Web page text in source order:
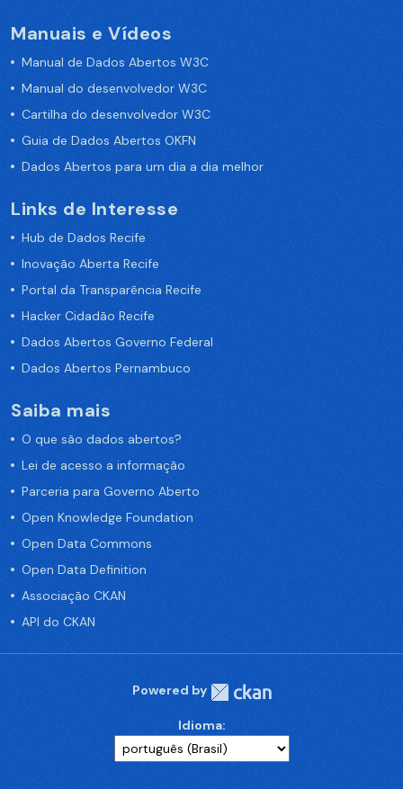
Manuais e Vídeos
Manual de Dados Abertos W3C
Manual do desenvolvedor W3C
Cartilha do desenvolvedor W3C
Guia de Dados Abertos OKFN
Dados Abertos para um dia a dia melhor
Links de Interesse
Hub de Dados Recife
Inovação Aberta Recife
Portal da Transparência Recife
Hacker Cidadão Recife
Dados Abertos Governo Federal
Dados Abertos Pernambuco
Saiba mais
O que são dados abertos?
Lei de acesso a informação
Parceria para Governo Aberto
Open Knowledge Foundation
Open Data Commons
Open Data Definition
Associação CKAN
API do CKAN
Powered by
Idioma